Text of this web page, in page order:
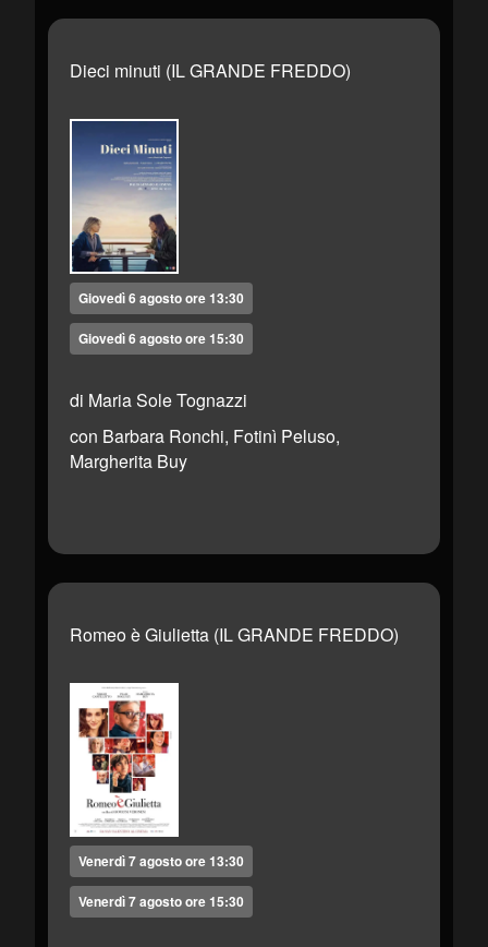
Dieci minuti (IL GRANDE FREDDO)
Giovedì 6 agosto ore 13:30
Giovedì 6 agosto ore 15:30
di Maria Sole Tognazzi
con Barbara Ronchi, Fotinì Peluso,
Margherita Buy
Romeo è Giulietta (IL GRANDE FREDDO)
Venerdì 7 agosto ore 13:30
Venerdì 7 agosto ore 15:30